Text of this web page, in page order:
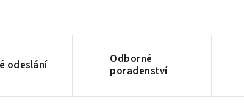
odeslání
Odborné
poradenství